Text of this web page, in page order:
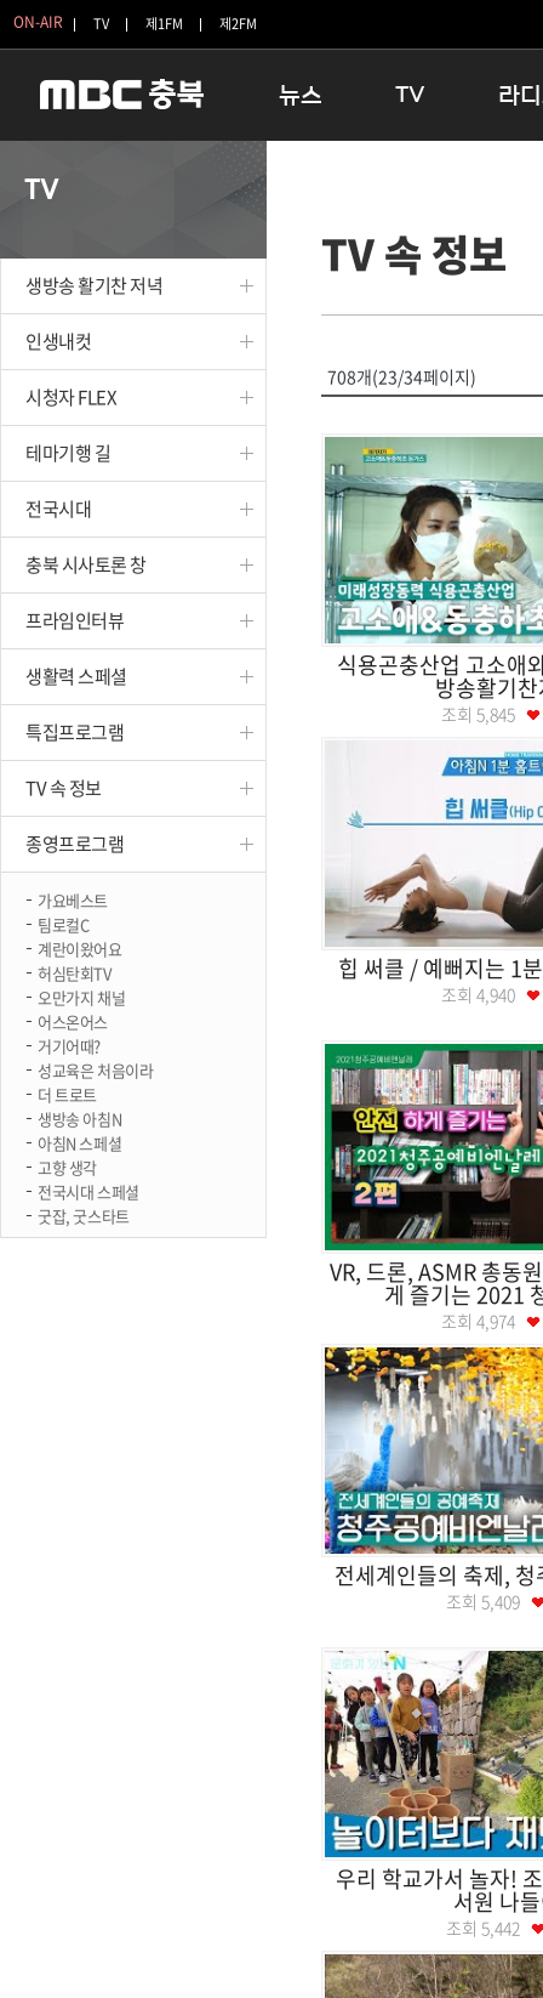
ON-AIR TV 제1FM 제2FM
뉴스
보은
옥천
TV
인생내컷
테마기행 길
시청자 FLEX
특집프로그램
종영프로그램
라
16:00 완
우리 고
TV
생방송 활기찬 저녁
인생내컷
시청자 FLEX
테마기행 길
전국시대
충북 시사토론 창
프라임인터뷰
생활력 스페셜
특집프로그램
TV 속 정보
종영프로그램
가요베스트
팀로컬C
계란이왔어요
허심탄회TV
오만가지 채널
어스온어스
거기어때?
성교육은 처음이라
더 트로트
생방송 아침N
아침N 스페셜
고향 생각
전국시대 스페셜
굿잡, 굿스타트
TV 속 정보
708개(23/34페이지)
식용곤충산업 고소애
방송활기
조회 5,845
힙 써클 / 예뻐지는 1
조회 4,940
VR, 드론, ASMR 총동
게 즐기는 2021
조회 4,974
전세계인들의 축제,
조회 5,409
우리 학교가서 놀자!
서원 나
조회 5,442